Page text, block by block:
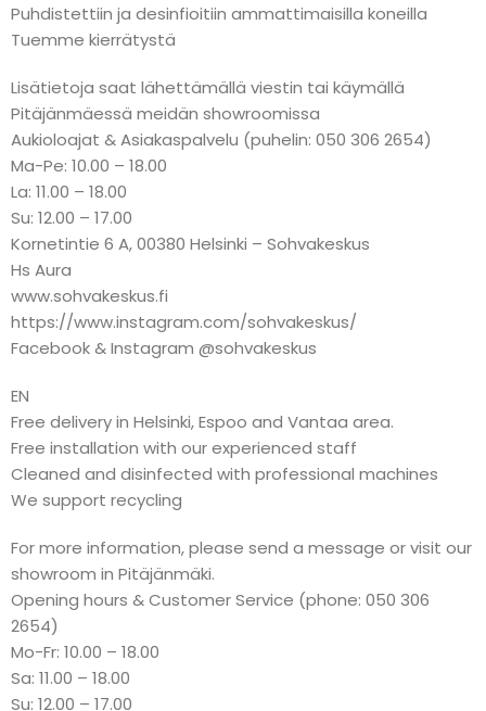
Puhdistettiin ja desinfioitiin ammattimaisilla koneilla
Tuemme kierrätystä
Lisätietoja saat lähettämällä viestin tai käymällä
Pitäjänmäessä meidän showroomissa
Aukioloajat & Asiakaspalvelu (puhelin: 050 306 2654)
Ma-Pe: 10.00 – 18.00
La: 11.00 – 18.00
Su: 12.00 – 17.00
Kornetintie 6 A, 00380 Helsinki – Sohvakeskus
Hs Aura
www.sohvakeskus.fi
https://www.instagram.com/sohvakeskus/
Facebook & Instagram @sohvakeskus
EN
Free delivery in Helsinki, Espoo and Vantaa area.
Free installation with our experienced staff
Cleaned and disinfected with professional machines
We support recycling
For more information, please send a message or visit our
showroom in Pitäjänmäki.
Opening hours & Customer Service (phone: 050 306
2654)
Mo-Fr: 10.00 – 18.00
Sa: 11.00 – 18.00
Su: 12.00 – 17.00